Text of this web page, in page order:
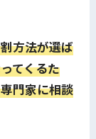
方法が選ば
てくるた
門家に相談